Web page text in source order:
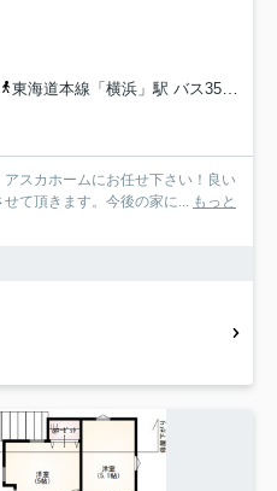
東海道本線「横浜」駅 バス35分 神奈川中央交通「金草沢」 停歩2分
スカホームにお任せ下さい！良い
て頂きます。今後の家に... もっと